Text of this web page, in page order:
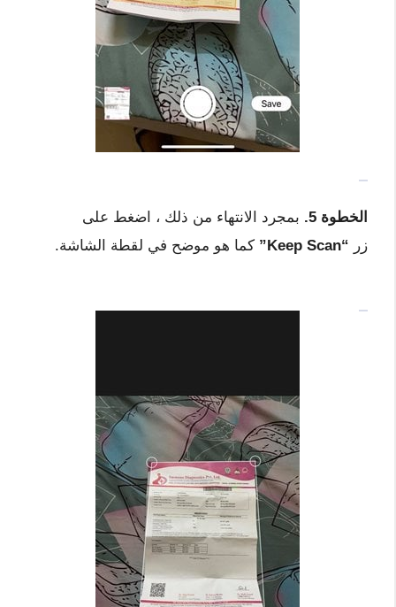
الخطوة 5.
بمجرد الانتهاء من ذلك ، اضغط على
زر “Keep Scan” كما هو موضح في لقطة الشاشة.